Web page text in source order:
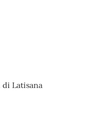
di Latisana